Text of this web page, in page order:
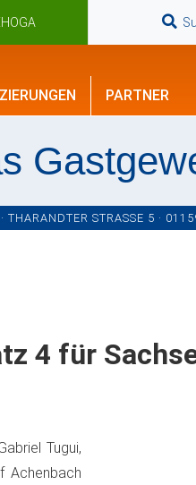
PARTNER
STRASSE 5 ·
4 für
Tugui,
Achenbach